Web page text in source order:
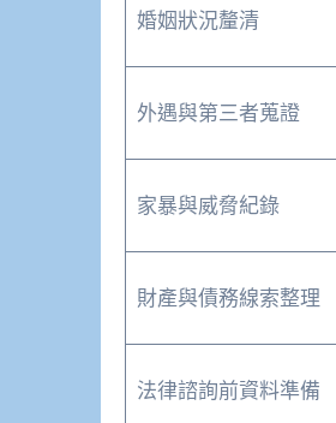
婚姻狀況釐清
外遇與第三者蒐證
家暴與威脅紀錄
財產與債務線索整理
法律諮詢前資料準備